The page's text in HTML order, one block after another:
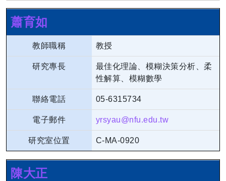
蕭育如
教師職稱 教授
研究專長
最佳化理論、模糊決策分析、柔
性解算、模糊數學
聯絡電話 05-6315734
電子郵件 yrsyau@nfu.edu.tw
研究室位置 C-MA-0920
陳大正